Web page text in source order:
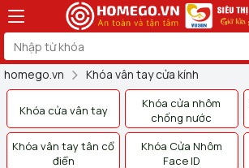
homego.vn Khóa vân tay cửa kính
Khóa cửa vân tay
Khóa cửa nhôm
chống nước
Khóa vân tay tân cổ
điển
Khóa Cửa Nhôm
Face ID